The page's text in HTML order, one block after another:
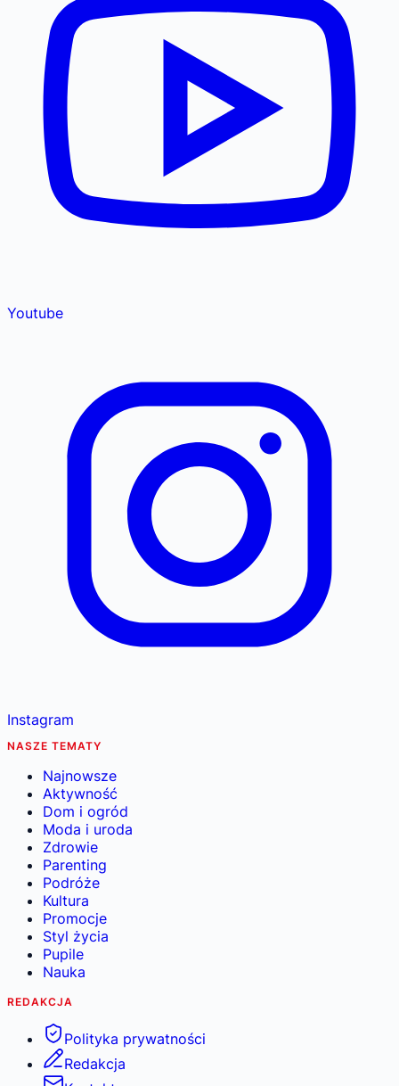
Youtube
Instagram
NASZE TEMATY
Najnowsze
Aktywność
Dom i ogród
Moda i uroda
Zdrowie
Parenting
Podróże
Kultura
Promocje
Styl życia
Pupile
Nauka
REDAKCJA
Polityka prywatności
Redakcja